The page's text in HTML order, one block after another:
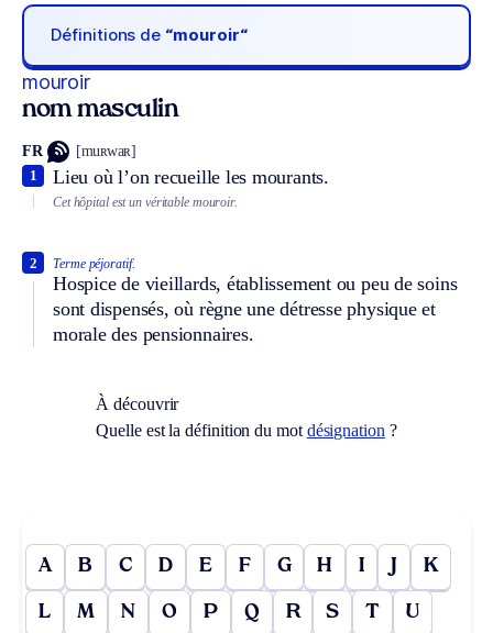
Définitions de “mouroir“
mouroir
nom masculin
FR [muʀwaʀ]
Lieu où l’on recueille les mourants.
1
Cet hôpital est un véritable mouroir.
Terme péjoratif.
Hospice de vieillards, établissement ou peu de soins
sont dispensés, où règne une détresse physique et
morale des pensionnaires.
2
À découvrir
Quelle est la définition du mot désignation ?
A B C D E F G H I J K
L M N O P Q R S T U